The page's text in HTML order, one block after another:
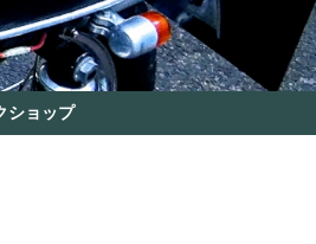
ショップ